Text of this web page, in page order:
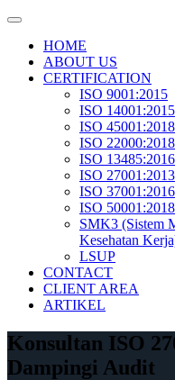
Skip
contentHOME
ABOUT US
CERTIFICATION
ISO 9001:2015
ISO 14001:2015
ISO 45001:2018
ISO 22000:2018
ISO 13485:2016
ISO 27001:2013
ISO 37001:2016
ISO 50001:2018
SMK3 (Sistem
Kesehatan
LSUP
CONTACT
CLIENT AREA
ARTIKEL
Konsultan ISO
Dampingi Audit